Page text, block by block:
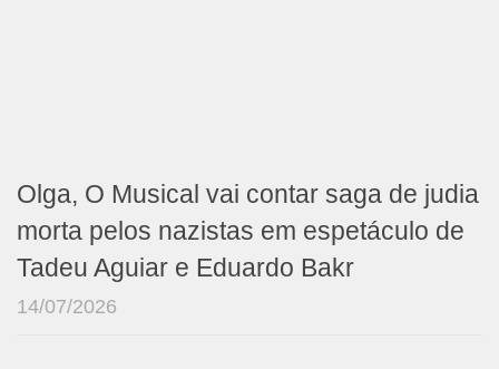
Olga, O Musical vai contar saga de judia
morta pelos nazistas em espetáculo de
Tadeu Aguiar e Eduardo Bakr
14/07/2026